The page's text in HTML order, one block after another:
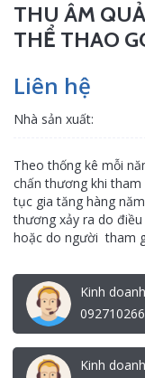
THU ÂM
THỂ THAO
Liên hệ
Nhà sản xuất:
Theo thống kê mỗi
chấn thương khi
tục gia tăng hàng
thương xảy ra do
hoặc do người tham
Kinh
Kinh